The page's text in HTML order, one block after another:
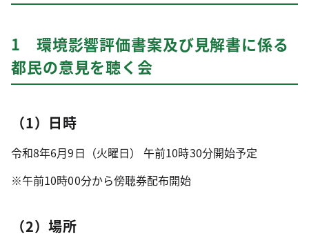
1 環境影響評価書案及び見解書に係る
都民の意見を聴く会
（1）日時
令和8年6月9日（火曜日） 午前10時30分開始予定
※午前10時00分から傍聴券配布開始
（2）場所